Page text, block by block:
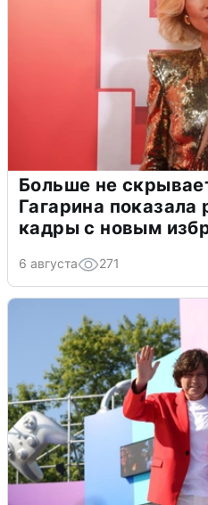
Больше не
Гагарина
кадры с новым
6 августа 271